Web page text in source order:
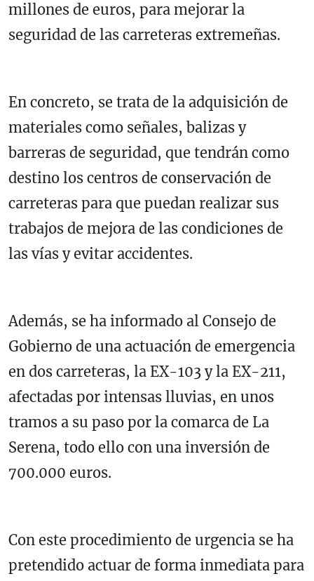
millones de euros, para mejorar la
seguridad de las carreteras extremeñas.
En concreto, se trata de la adquisición de
materiales como señales, balizas y
barreras de seguridad, que tendrán como
destino los centros de conservación de
carreteras para que puedan realizar sus
trabajos de mejora de las condiciones de
las vías y evitar accidentes.
Además, se ha informado al Consejo de
Gobierno de una actuación de emergencia
en dos carreteras, la EX-103 y la EX-211,
afectadas por intensas lluvias, en unos
tramos a su paso por la comarca de La
Serena, todo ello con una inversión de
700.000 euros.
Con este procedimiento de urgencia se ha
pretendido actuar de forma inmediata para